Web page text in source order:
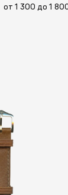
от 1 300 до 1